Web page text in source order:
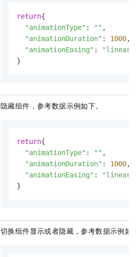
return{
"animationType" : "" ,
"animationDuration" : 1000,
"animationEasing" :
"linear"
}
隐藏组件，参考数据示例如下。
return{
"animationType" : "" ,
"animationDuration" : 1000,
"animationEasing" :
"linear"
}
切换组件显示或者隐藏，参考数据示例如